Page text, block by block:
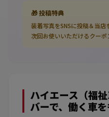
🎁 投稿特典
装着写真をSNSに投稿＆当店
次回お使いいただけるクーポ
ハイエース（福
バーで、働く車